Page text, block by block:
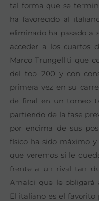
tal forma que se
ha favorecido al
eliminado ha pasado a
acceder a los cuartos
Marco Trungelliti que
del top 200 y con
primera vez en su
de final en un torneo
partiendo de la fase
por encima de sus
físico ha sido máximo
que veremos si le
frente a un rival tan
Arnaldi que le obligará
El italiano es el favorito